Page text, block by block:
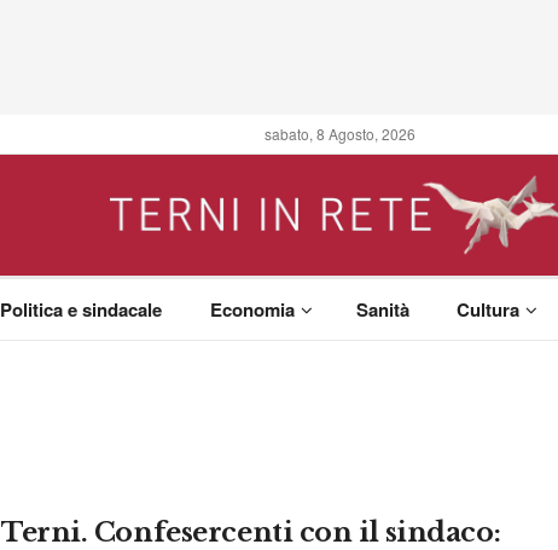
sabato, 8 Agosto, 2026
Politica e sindacale Economia Sanità Cultura
Terni. Confesercenti con il sindaco: